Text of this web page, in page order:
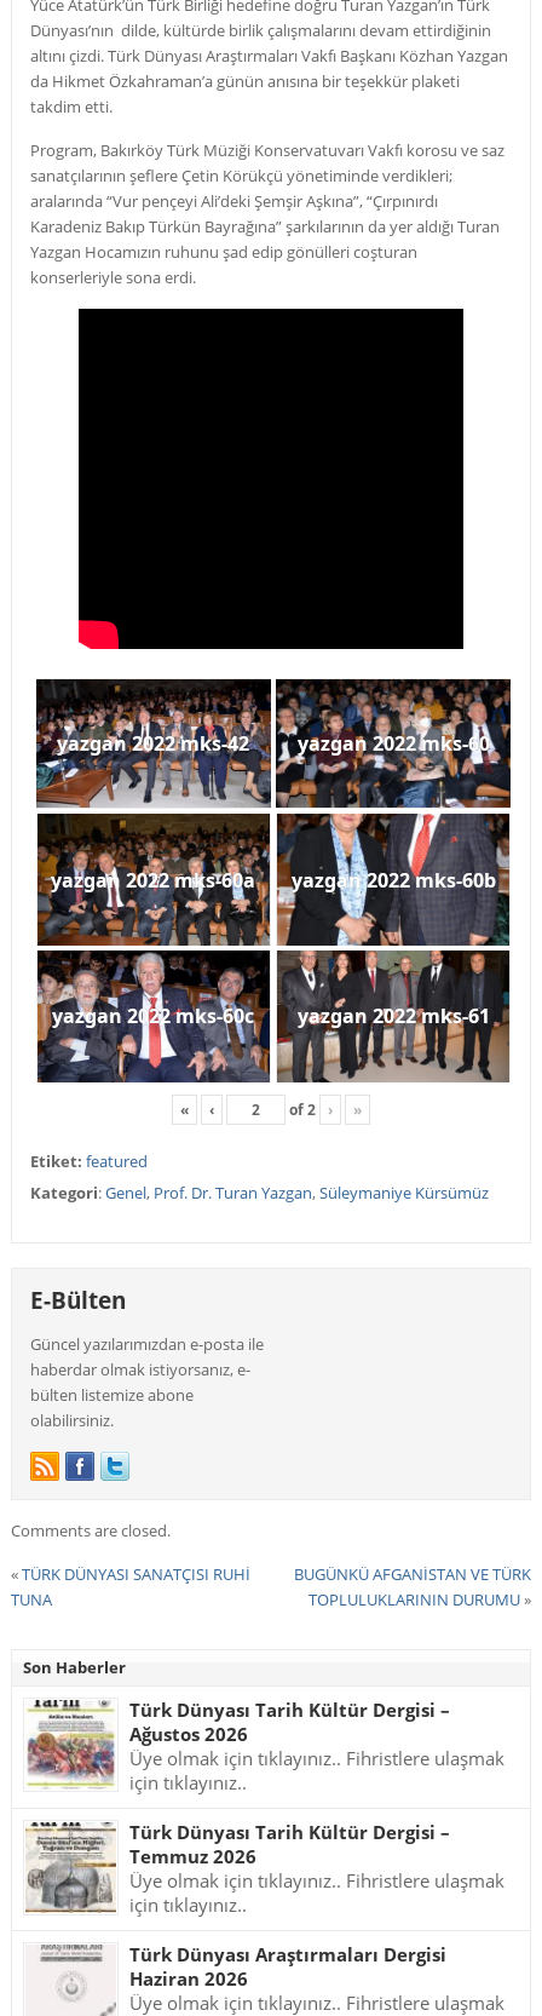
Yüce Atatürk’ün Türk Birliği hedefine doğru Turan Yazgan’ın Türk
Dünyası’nın dilde, kültürde birlik çalışmalarını devam ettirdiğinin
altını çizdi. Türk Dünyası Araştırmaları Vakfı Başkanı Közhan Yazgan
da Hikmet Özkahraman’a günün anısına bir teşekkür plaketi
takdim etti.
Program, Bakırköy Türk Müziği Konservatuvarı Vakfı korosu ve saz
sanatçılarının şeflere Çetin Körükçü yönetiminde verdikleri;
aralarında “Vur pençeyi Ali’deki Şemşir Aşkına”, “Çırpınırdı
Karadeniz Bakıp Türkün Bayrağına” şarkılarının da yer aldığı Turan
Yazgan Hocamızın ruhunu şad edip gönülleri coşturan
konserleriyle sona erdi.
yazgan 2022 mks-42 yazgan 2022 mks-60
yazgan 2022 mks-60a yazgan 2022 mks-60b
yazgan 2022 mks-60c yazgan 2022 mks-61
« ‹ of2 › »
Etiket: featured
Kategori:Genel, Prof. Dr. Turan Yazgan,Süleymaniye Kürsümüz
E-Bülten
Güncel yazılarımızdan e-posta ile
haberdar olmak istiyorsanız, e-
bülten listemize abone
olabilirsiniz.
Comments are closed.
«TÜRK DÜNYASI SANATÇISI RUHİ
TUNA
BUGÜNKÜ AFGANİSTAN VE TÜRK
TOPLULUKLARININ DURUMU»
Son Haberler
Türk Dünyası Tarih Kültür Dergisi –
Ağustos 2026
Üye olmak için tıklayınız.. Fihristlere ulaşmak
için tıklayınız..
Türk Dünyası Tarih Kültür Dergisi –
Temmuz 2026
Üye olmak için tıklayınız.. Fihristlere ulaşmak
için tıklayınız..
Türk Dünyası Araştırmaları Dergisi
Haziran 2026
Üye olmak için tıklayınız.. Fihristlere ulaşmak